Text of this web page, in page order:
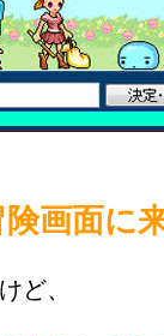
画面に
ど、